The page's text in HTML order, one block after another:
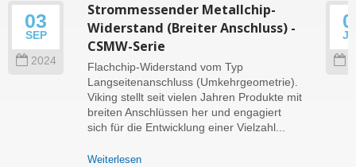
03
SEP
2024
Strommessender Metallchip-
Widerstand (Breiter Anschluss) -
CSMW-Serie
Flachchip-Widerstand vom Typ
Langseitenanschluss (Umkehrgeometrie).
Viking stellt seit vielen Jahren Produkte mit
breiten Anschlüssen her und engagiert
sich für die Entwicklung einer Vielzahl...
Weiterlesen